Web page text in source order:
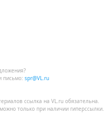
письмо: spr@VL.ru
ссылка на VL.ru обязательна.
только при наличии гиперссылки.